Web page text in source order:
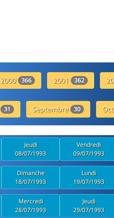
2000 366 2001 362
31 Septembre 30
Jeudi
08/07/1993
Vendredi
09/07/1993
Dimanche
18/07/1993
Lundi
19/07/1993
Mercredi
28/07/1993
Jeudi
29/07/1993